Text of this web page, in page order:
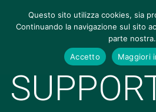
Questo sito utilizza cookies, sia
Continuando la navigazione sul sito
parte nostra.
Accetto
Maggiori